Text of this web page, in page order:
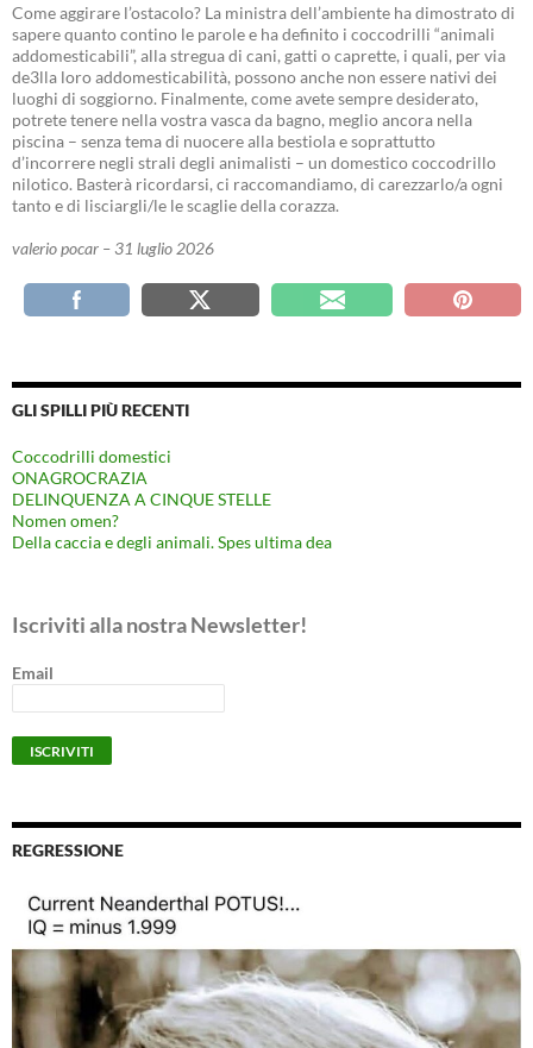
Come aggirare l’ostacolo? La ministra dell’ambiente ha dimostrato di
sapere quanto contino le parole e ha definito i coccodrilli “animali
addomesticabili”, alla stregua di cani, gatti o caprette, i quali, per via
de3lla loro addomesticabilità, possono anche non essere nativi dei
luoghi di soggiorno. Finalmente, come avete sempre desiderato,
potrete tenere nella vostra vasca da bagno, meglio ancora nella
piscina – senza tema di nuocere alla bestiola e soprattutto
d’incorrere negli strali degli animalisti – un domestico coccodrillo
nilotico. Basterà ricordarsi, ci raccomandiamo, di carezzarlo/a ogni
tanto e di lisciargli/le le scaglie della corazza.
valerio pocar – 31 luglio 2026
GLI SPILLI PIÙ RECENTI
Coccodrilli domestici
ONAGROCRAZIA
DELINQUENZA A CINQUE STELLE
Nomen omen?
Della caccia e degli animali. Spes ultima dea
Iscriviti alla nostra Newsletter!
Email
REGRESSIONE